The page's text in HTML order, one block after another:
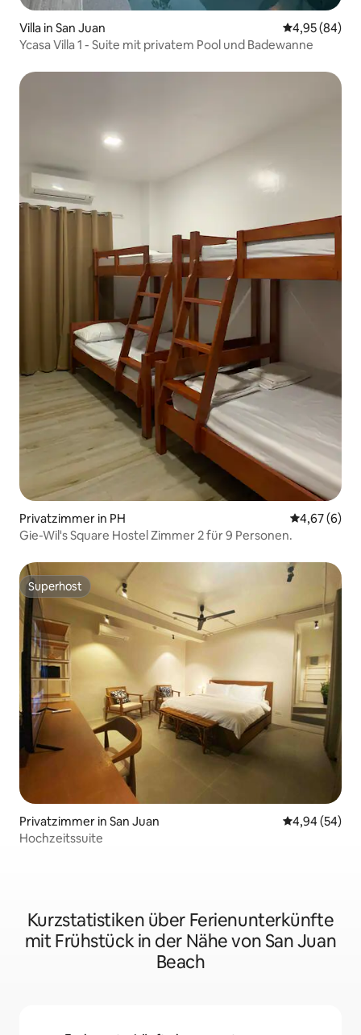
Villa in San Juan
4,95 (84)
Ycasa Villa 1 - Suite mit privatem Pool und Badewanne
Privatzimmer in PH
4,67 (6)
Gie-Wil's Square Hostel Zimmer 2 für 9 Personen.
Superhost
Superhost
Privatzimmer in San Juan
4,94 (54)
Hochzeitssuite
Kurzstatistiken über Ferienunterkünfte
mit Frühstück in der Nähe von San Juan
Beach